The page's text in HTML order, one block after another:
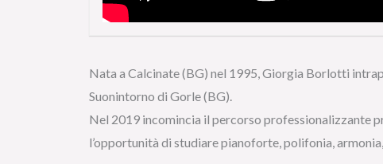
Nata a Calcinate (BG) nel 1995, Giorgia Borlotti
Suonintorno di Gorle (BG).
Nel 2019 incomincia il percorso professionalizzante
l’opportunità di studiare pianoforte, polifonia,